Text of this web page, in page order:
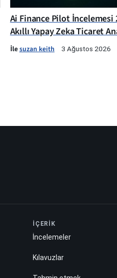
Ai Finance Pilot İncelemesi
Akıllı Yapay Zeka Ticaret
İlesuzan keith 3 Ağustos 2026
İÇERİK
İncelemeler
Kılavuzlar